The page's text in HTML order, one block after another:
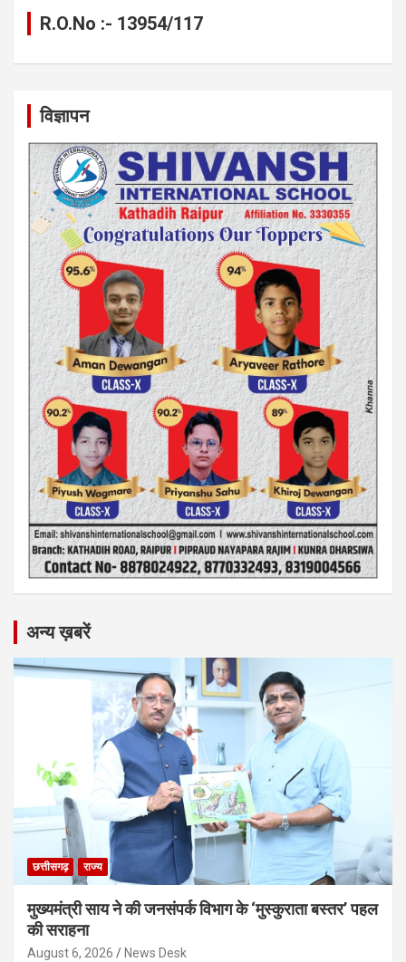
R.O.No :- 13954/117
विज्ञापन
अन्य ख़बरें
छत्तीसगढ़ राज्य
मुख्यमंत्री साय ने की जनसंपर्क विभाग के ‘मुस्कुराता बस्तर’ पहल
की सराहना
August 6, 2026 News Desk